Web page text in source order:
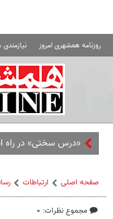
روزنامه همشهری امروز
«درس سختی» در راه
صفحه اصلی ارتباطات
مجموع نظرات: ۰